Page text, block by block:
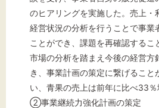
のヒアリングを実施した。売上・
経営状況の分析を行うことで事業
ことができ、課題を再確認するこ
市場の分析を踏まえ今後の経営方
き、事業計画の策定に繋げること
い、青果の売上は前年に比べ33％
②事業継続力強化計画の策定